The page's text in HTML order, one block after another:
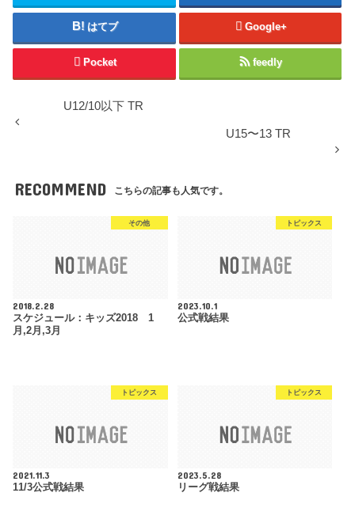
はてブ Google+
Pocket feedly
U12/10以下 TR
U15〜13 TR
RECOMMEND こちらの記事も人気です。
その他
2018.2.28
スケジュール：キッズ2018 1
月,2月,3月
トピックス
2023.10.1
公式戦結果
トピックス
2021.11.3
11/3公式戦結果
トピックス
2023.5.28
リーグ戦結果